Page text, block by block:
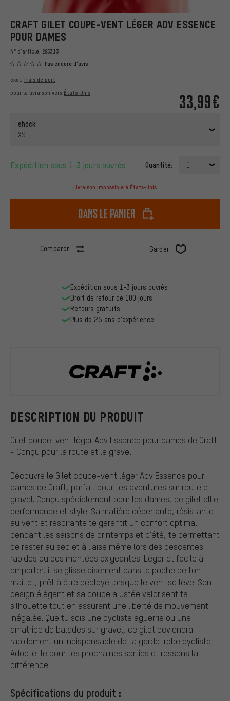
CRAFT GILET COUPE-VENT LÉGER ADV ESSENCE
POUR DAMES
N° d'article: 295313
Pas encore d'avis
33,99€
excl. frais de port
pour la livraison vers États-Unis
shock
XS
Expédition sous 1-3 jours ouvrés Quantité: 1
Livraison impossible à États-Unis
dans le panier
Comparer Garder
DESCRIPTION DU PRODUIT
Gilet coupe-vent léger Adv Essence pour dames de Craft
- Conçu pour la route et le gravel
Découvre le Gilet coupe-vent léger Adv Essence pour
dames de Craft, parfait pour tes aventures sur route et
gravel. Conçu spécialement pour les dames, ce gilet allie
performance et style. Sa matière déperlante, résistante
au vent et respirante te garantit un confort optimal
pendant les saisons de printemps et d'été, te permettant
de rester au sec et à l'aise même lors des descentes
rapides ou des montées exigeantes. Léger et facile à
emporter, il se glisse aisément dans la poche de ton
maillot, prêt à être déployé lorsque le vent se lève. Son
design élégant et sa coupe ajustée valorisent ta
silhouette tout en assurant une liberté de mouvement
inégalée. Que tu sois une cycliste aguerrie ou une
amatrice de balades sur gravel, ce gilet deviendra
rapidement un indispensable de ta garde-robe cycliste.
Adopte-le pour tes prochaines sorties et ressens la
différence.
Spécifications du produit :
Expédition sous 1-3 jours ouvrés
Droit de retour de 100 jours
Retours gratuits
Plus de 25 ans d'expérience
Craft